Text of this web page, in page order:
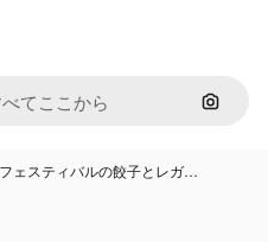
画像で
ェスティバルの餃子とレガ…